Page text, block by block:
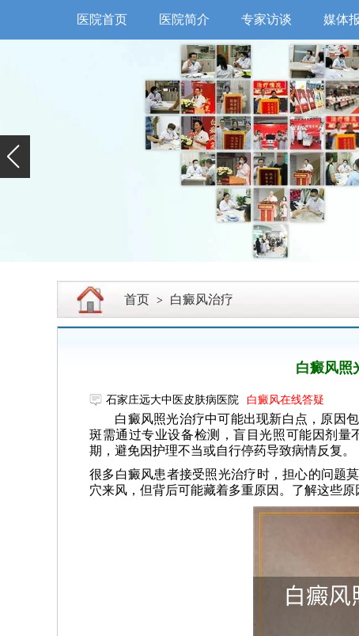
医院首页 医院简介 专家访谈 媒体
首页 > 白癜风治疗
白癜风照
石家庄远大中医皮肤病医院 白癜风在线答疑
白癜风照光治疗中可能出现新白点，原因包
斑需通过专业设备检测，盲目光照可能因剂
期，避免因护理不当或自行停药导致病情反复。
很多白癜风患者接受照光治疗时，担心的问题
穴来风，但背后可能藏着多重原因。了解这些